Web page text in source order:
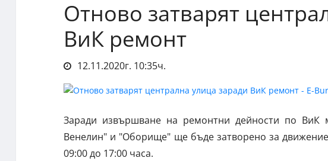
Отново затварят
ВиК ремонт
12.11.2020г. 10:35ч.
Заради извършване на ремонтни дейности по ВиК
Венелин" и "Оборище" ще бъде затворено за
09:00 до 17:00 часа.